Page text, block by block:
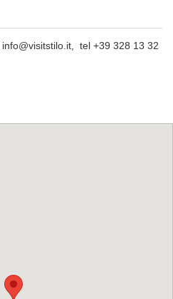
info@visitstilo.it , tel +39 328 13 32